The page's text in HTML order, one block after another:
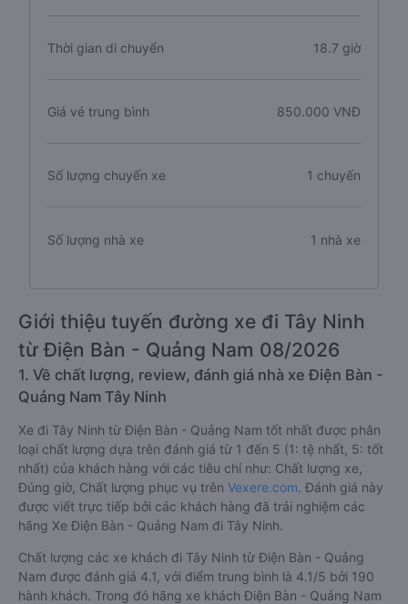
Thời gian di chuyển 18.7 giờ
Giá vé trung bình 850.000 VNĐ
Số lượng chuyến xe 1 chuyến
Số lượng nhà xe 1 nhà xe
Giới thiệu tuyến đường xe đi Tây Ninh
từ Điện Bàn - Quảng Nam 08/2026
1. Về chất lượng, review, đánh giá nhà xe Điện Bàn -
Quảng Nam Tây Ninh
Xe đi Tây Ninh từ Điện Bàn - Quảng Nam tốt nhất được phân
loại chất lượng dựa trên đánh giá từ 1 đến 5 (1: tệ nhất, 5: tốt
nhất) của khách hàng với các tiêu chí như: Chất lượng xe,
Đúng giờ, Chất lượng phục vụ trên Vexere.com. Đánh giá này
được viết trực tiếp bởi các khách hàng đã trải nghiệm các
hãng Xe Điện Bàn - Quảng Nam đi Tây Ninh.
Chất lượng các xe khách đi Tây Ninh từ Điện Bàn - Quảng
Nam được đánh giá 4.1, với điểm trung bình là 4.1/5 bởi 190
hành khách. Trong đó hãng xe khách Điện Bàn - Quảng Nam